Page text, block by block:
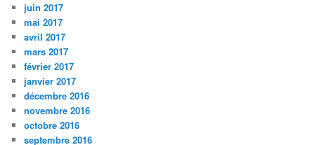
juin 2017
mai 2017
avril 2017
mars 2017
février 2017
janvier 2017
décembre 2016
novembre 2016
octobre 2016
septembre 2016